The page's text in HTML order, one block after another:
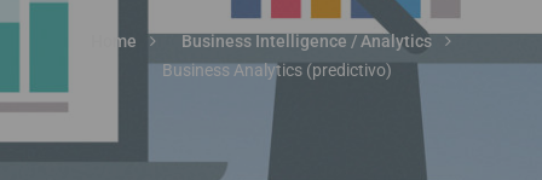
Home
Business Intelligence / Analytics
Business Analytics (predictivo)